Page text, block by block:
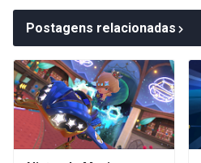
Postagens relacionadas